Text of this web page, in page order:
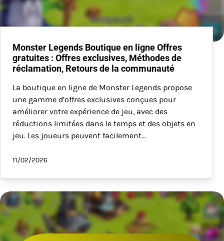
Monster Legends Boutique en ligne Offres
gratuites : Offres exclusives, Méthodes de
réclamation, Retours de la communauté
La boutique en ligne de Monster Legends propose
une gamme d’offres exclusives conçues pour
améliorer votre expérience de jeu, avec des
réductions limitées dans le temps et des objets en
jeu. Les joueurs peuvent facilement…
11/02/2026